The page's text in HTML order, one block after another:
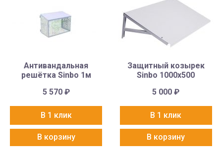
Антивандальная
решётка Sinbo 1м
5 570 ₽
В 1 клик
В корзину
Защитный козырек
Sinbo 1000х500
5 000₽
В 1 клик
В корзину